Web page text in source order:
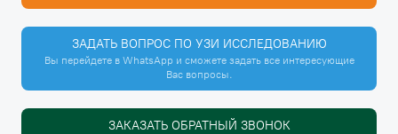
ЗАДАТЬ ВОПРОС ПО УЗИ ИССЛЕДОВАНИЮ
Вы перейдете в WhatsApp и сможете задать все интересующие
Вас вопросы.
ЗАКАЗАТЬ ОБРАТНЫЙ ЗВОНОК